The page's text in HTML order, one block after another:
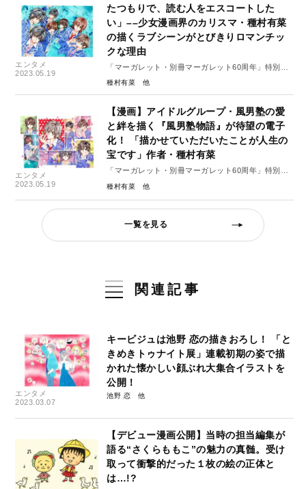
エンタメ
2023.05.19
たつもりで、読む人をエスコートした
い」––少女漫画界のカリスマ・種村有菜
の描くラブシーンがとびきりロマンチッ
クな理由
「マーガレット・別冊マーガレット60周年」特別イ
ンタビュー#5（後編）
種村有菜
エンタメ
2023.05.19
【漫画】アイドルグループ・風男塾の愛
と絆を描く『風男塾物語』が待望の電子
化！ 「描かせていただいたことが人生の
宝です」作者・種村有菜
「マーガレット・別冊マーガレット60周年」特別イ
ンタビュー#5（前編）
種村有菜
一覧を見る
関連記事
エンタメ
2023.03.07
キービジュは池野 恋の描きおろし！ 「と
きめきトゥナイト展」連載初期の姿で描
かれた懐かしい顔ぶれ大集合イラストを
公開！
池野 恋
【デビュー漫画公開】当時の担当編集が
語る“さくらももこ”の魅力の真髄。受け
取って衝撃的だった１枚の絵の正体と
は…!?